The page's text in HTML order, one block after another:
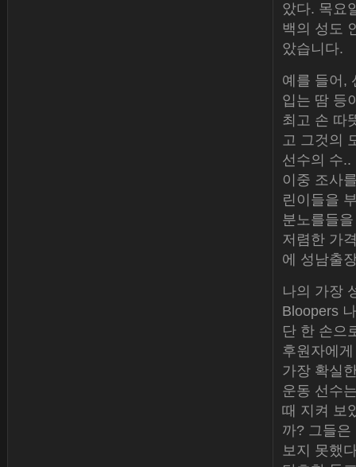
았다. 목요
백의 성도
았습니다.
예를 들어,
입는 땀 등
최고 손 따
고 그것의
선수의 수
이중 조사
린이들을
분노를들
저렴한 가
에 성남출
나의 가장
Bloopers
단 한 손으
후원자에
가장 확실
운동 선수
때 지켜 보
까? 그들
보지 못했